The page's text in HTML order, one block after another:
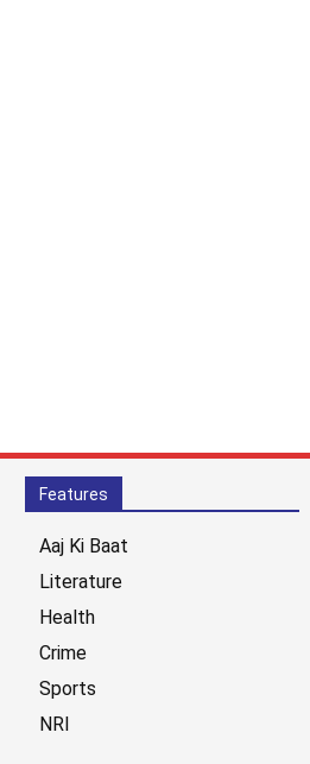
Features
Aaj Ki Baat
Literature
Health
Crime
Sports
NRI